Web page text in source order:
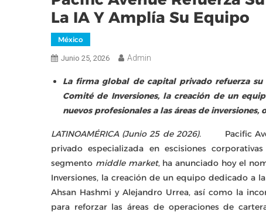
La IA Y Amplía Su Equipo
México
Junio 25, 2026 Admin
La firma global de capital privado refuerza
Comité de Inversiones, la creación de un
nuevos profesionales a las áreas de
LATINOAMÉRICA (Junio 25 de 2026). Pacific
privado especializada en escisiones
segmento middle market, ha anunciado hoy el
Inversiones, la creación de un equipo dedicado a
Ahsan Hashmi y Alejandro Urrea, así como la
para reforzar las áreas de operaciones de